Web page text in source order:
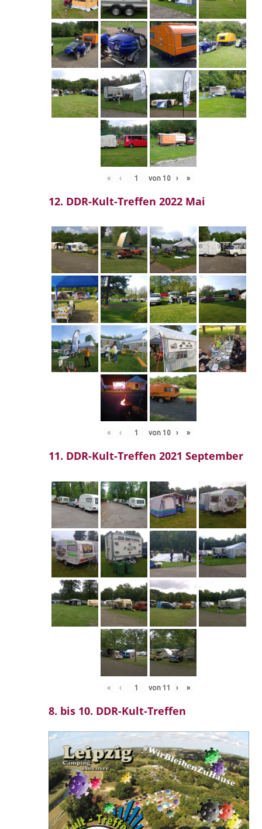
« ‹ von 10 › »
12. DDR-Kult-Treffen 2022 Mai
« ‹ von 10 › »
11. DDR-Kult-Treffen 2021 September
« ‹ von 11 › »
8. bis 10. DDR-Kult-Treffen